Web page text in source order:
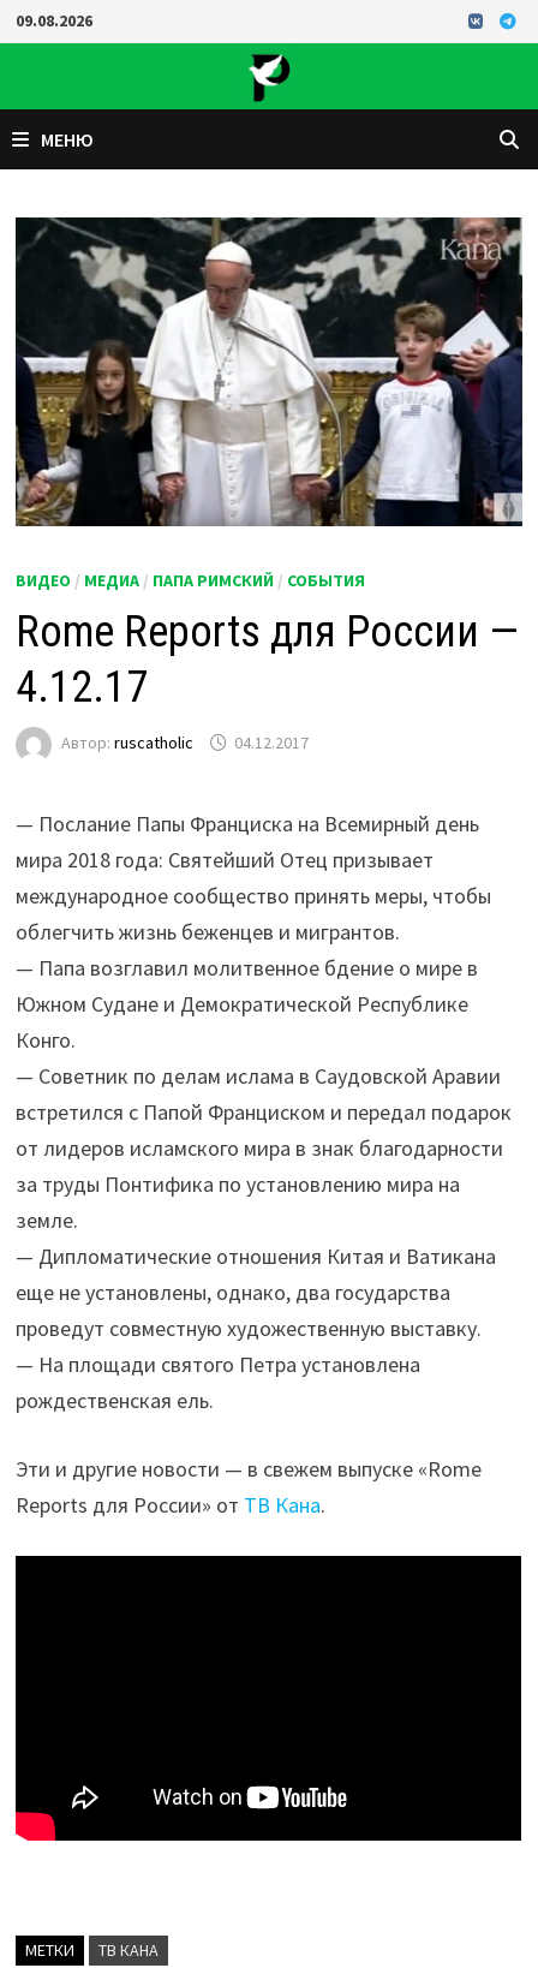
Перейти
к
09.08.2026
МЕНЮ
ВИДЕО / МЕДИА / ПАПА РИМСКИЙ / СОБЫТИЯ
Rome Reports для России —
4.12.17
Автор:ruscatholic 04.12.2017
— Послание Папы Франциска на Всемирный день
мира 2018 года: Святейший Отец призывает
международное сообщество принять меры, чтобы
облегчить жизнь беженцев и мигрантов.
— Папа возглавил молитвенное бдение о мире в
Южном Судане и Демократической Республике
Конго.
— Советник по делам ислама в Саудовской Аравии
встретился с Папой Франциском и передал подарок
от лидеров исламского мира в знак благодарности
за труды Понтифика по установлению мира на
земле.
— Дипломатические отношения Китая и Ватикана
еще не установлены, однако, два государства
проведут совместную художественную выставку.
— На площади святого Петра установлена
рождественская ель.
Эти и другие новости — в свежем выпуске «Rome
Reports для России» от ТВ Кана.
МЕТКИ ТВ КАНА